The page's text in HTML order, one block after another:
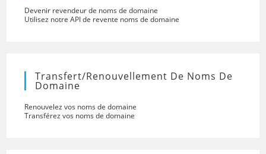
Devenir revendeur de noms de domaine
Utilisez notre API de revente noms de domaine
Transfert/renouvellement De Noms De
Domaine
Renouvelez vos noms de domaine
Transférez vos noms de domaine